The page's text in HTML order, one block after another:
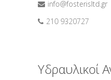
info@fosterisltd.gr
210 9320727
Υδραυλικοί